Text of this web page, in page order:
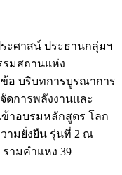
ะศาสน์ ประธานกลุ่มฯ
รมสถานแห่ง
ข้อ บริบทการบูรณาการ
ดการพลังงานและ
าอบรมหลักสูตร โลก
ามยั่งยืน รุ่นที่ 2 ณ
ามคำแหง 39